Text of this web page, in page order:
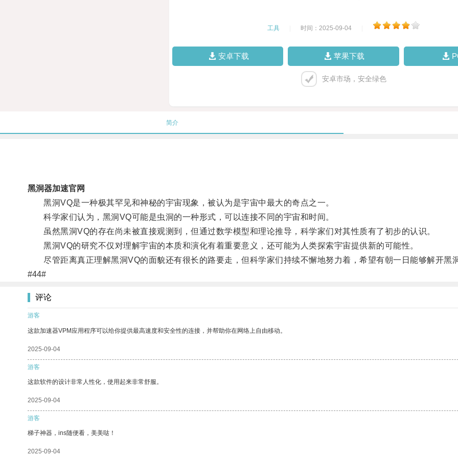
工具 时间：2025-09-04
安卓下载 苹果下载
安卓市场，安全绿色
简介
黑洞器加速官网
黑洞VQ是一种极其罕见和神秘的宇宙现象，被认为是宇宙中最大的奇点之一。
科学家们认为，黑洞VQ可能是虫洞的一种形式，可以连接不同的宇宙和时间。
虽然黑洞VQ的存在尚未被直接观测到，但通过数学模型和理论推导，科学家们对其性质有了初步的认识。
黑洞VQ的研究不仅对理解宇宙的本质和演化有着重要意义，还可能为人类探索宇宙提供新的可能性。
尽管距离真正理解黑洞VQ的面貌还有很长的路要走，但科学家们持续不懈地努力着，希望有朝一日能够解开黑
#44#
评论
游客
这款加速器VPM应用程序可以给你提供最高速度和安全性的连接，并帮助你在网络上自由移动。
2025-09-04
游客
这款软件的设计非常人性化，使用起来非常舒服。
2025-09-04
游客
梯子神器，ins随便看，美美哒！
2025-09-04